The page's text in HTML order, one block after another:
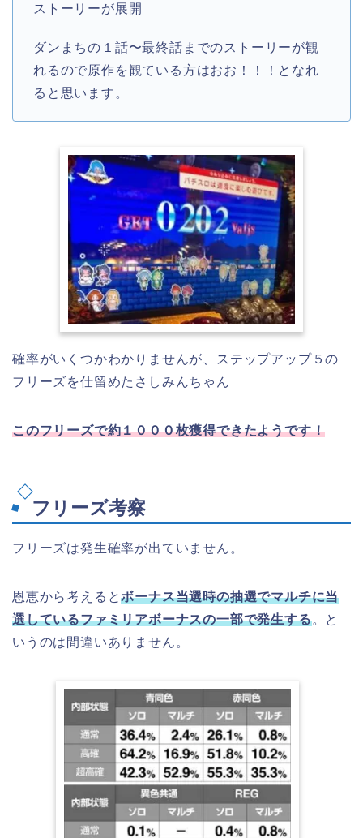
ストーリーが展開
ダンまちの１話〜最終話までのストーリーが観
れるので原作を観ている方はおお！！！となれ
ると思います。
確率がいくつかわかりませんが、ステップアップ５の
フリーズを仕留めたさしみんちゃん
このフリーズで約１０００枚獲得できたようです！
フリーズ考察
フリーズは発生確率が出ていません。
恩恵から考えるとボーナス当選時の抽選でマルチに当
選しているファミリアボーナスの一部で発生する。と
いうのは間違いありません。